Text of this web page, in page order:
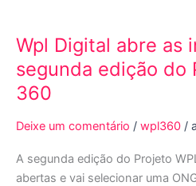
Wpl Digital abre as
segunda edição do
360
Deixe um comentário / wpl360 /
A segunda edição do Projeto
abertas e vai selecionar uma
abre
as
inscrições
para
segunda
do
Projeto